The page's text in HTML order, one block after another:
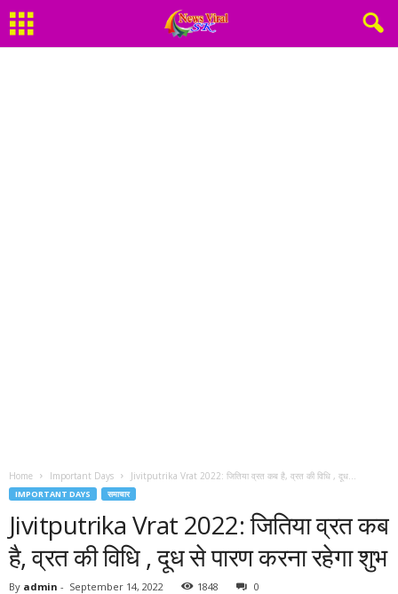
Home Important Days Jivitputrika Vrat 2022: जितिया व्रत कब है, व्रत की विधि , दूध...
IMPORTANT DAYS समाचार
Jivitputrika Vrat 2022: जितिया व्रत कब
है, व्रत की विधि , दूध से पारण करना रहेगा शुभ
By admin - September 14, 2022 1848 0